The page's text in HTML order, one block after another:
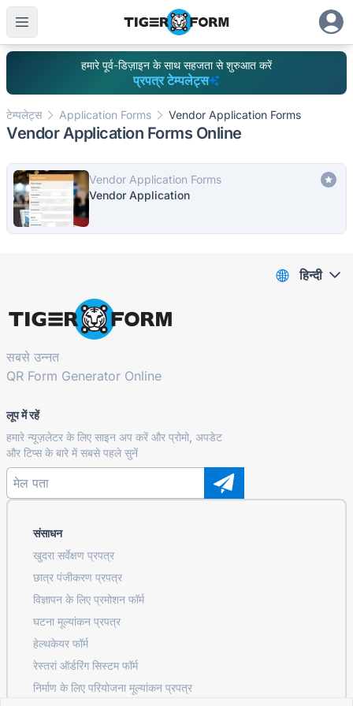
हमारे पूर्व-डिज़ाइन के साथ सहजता से शुरुआत करें
प्रपत्र टेम्पलेट्स
टेम्पलेट्स Application Forms Vendor Application Forms
Vendor Application Forms Online
Vendor Application Forms
Vendor Application
सबसे उन्नत
QR Form Generator Online
लूप में रहें
हमारे न्यूज़लेटर के लिए साइन अप करें और प्रोमो, अपडेट
और टिप्स के बारे में सबसे पहले सुनें
संसाधन
खुदरा सर्वेक्षण प्रपत्र
छात्र पंजीकरण प्रपत्र
विज्ञापन के लिए प्रमोशन फॉर्म
घटना मूल्यांकन प्रपत्र
हेल्थकेयर फॉर्म
रेस्तरां ऑर्डरिंग सिस्टम फॉर्म
निर्माण के लिए परियोजना मूल्यांकन प्रपत्र
हिन्दी